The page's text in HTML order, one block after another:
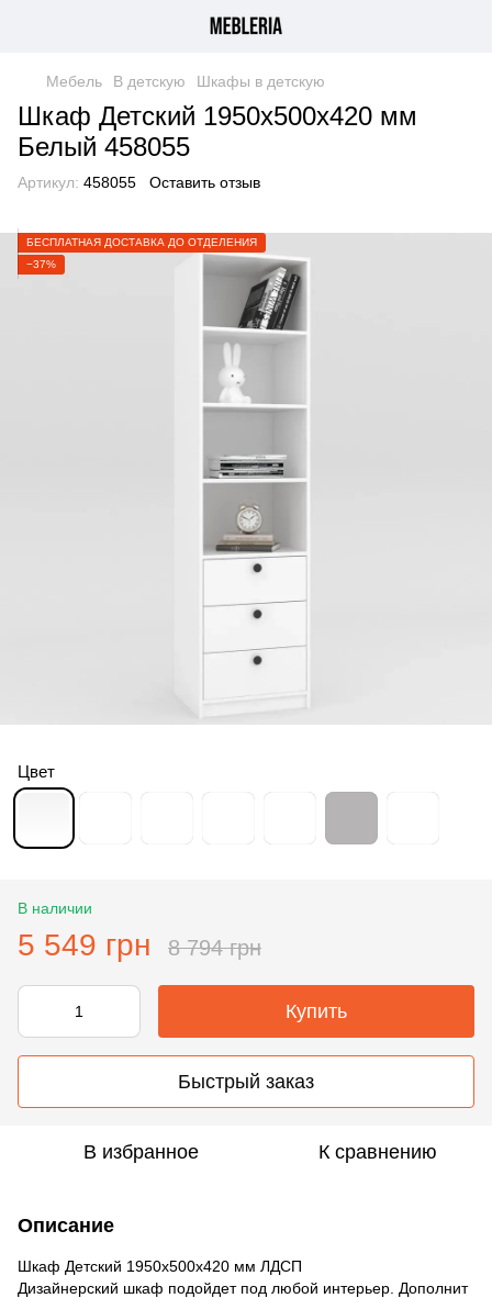
Мебель В детскую Шкафы в детскую
Шкаф Детский 1950х500х420 мм
Белый 458055
Артикул: 458055 Оставить отзыв
БЕСПЛАТНАЯ ДОСТАВКА ДО ОТДЕЛЕНИЯ
−37%
Цвет
В наличии
5 549 грн 8 794 грн
Купить
Быстрый заказ
В избранное К сравнению
Описание
Шкаф Детский 1950х500х420 мм ЛДСП
Дизайнерский шкаф подойдет под любой интерьер. Дополнит